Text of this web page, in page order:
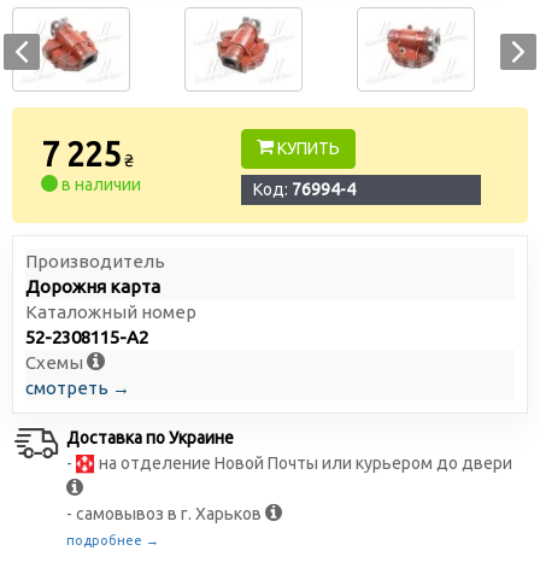
7 225₴
в наличии
КУПИТЬ
Код: 76994-4
Производитель
Дорожня карта
Каталожный номер
52-2308115-А2
Схемы
смотреть →
Доставка по Украине
-
на отделение Новой Почты или курьером до двери
- самовывоз в г. Харьков
подробнее →